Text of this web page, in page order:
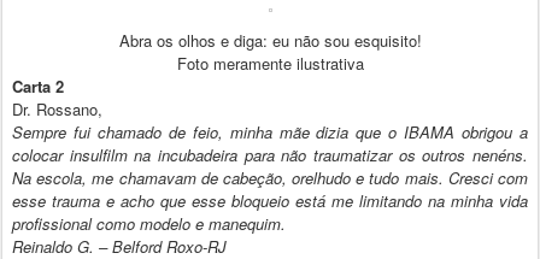
Abra os olhos e diga: eu não sou esquisito!
Foto meramente ilustrativa
Carta 2
Dr. Rossano,
Sempre fui chamado de feio, minha mãe dizia que o IBAMA obrigou a
colocar insulfilm na incubadeira para não traumatizar os outros nenéns.
Na escola, me chamavam de cabeção, orelhudo e tudo mais. Cresci com
esse trauma e acho que esse bloqueio está me limitando na minha vida
profissional como modelo e manequim.
Reinaldo G. – Belford Roxo-RJ